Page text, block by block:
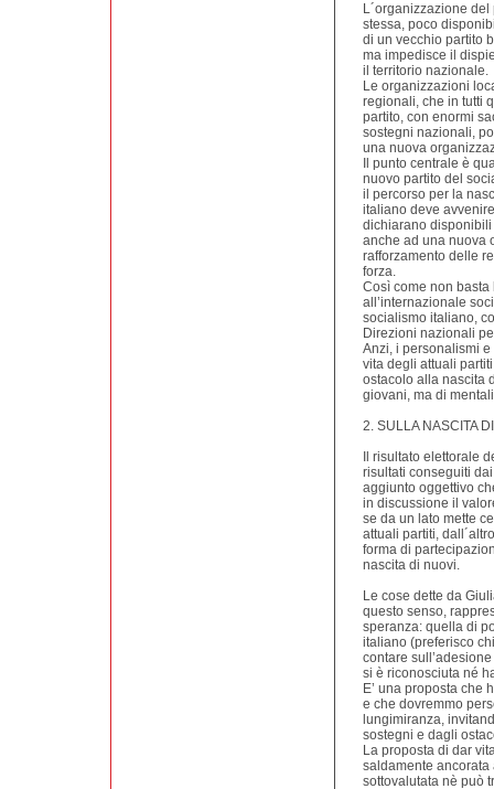
L´organizzazione
stessa, poco
di un vecchio partito
ma impedisce il
il territorio nazionale.
Le organizzazioni
regionali, che in tutti
partito, con enormi
sostegni nazionali,
una nuova
Il punto centrale è
nuovo partito del
il percorso per la
italiano deve
dichiarano
anche ad una nuova
rafforzamento delle
forza.
Così come non
all’internazionale
socialismo italiano,
Direzioni nazionali
Anzi, i personalismi
vita degli attuali
ostacolo alla nascita
giovani, ma di
2. SULLA NASCITA
Il risultato elettorale
risultati conseguiti
aggiunto oggettivo
in discussione il
se da un lato mette
attuali partiti,
forma di
nascita di nuovi.
Le cose dette da
questo senso,
speranza: quella di
italiano (preferisco
contare
si è riconosciuta né
E’ una proposta che
e che dovremmo
lungimiranza,
sostegni e dagli
La proposta di dar
saldamente ancorata
sottovalutata nè può